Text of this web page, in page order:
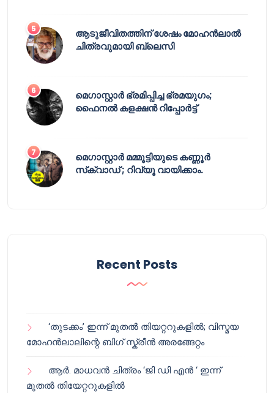
ആടുജീവിതത്തിന് ശേഷം മോഹൻലാൽ
ചിത്രവുമായി ബ്ലെസി
മെഗാസ്റ്റാർ ഭ്രമിപ്പിച്ച ഭ്രമയുഗം;
ഫൈനൽ കളക്ഷൻ റിപ്പോർട്ട്
മെഗാസ്റ്റാർ മമ്മൂട്ടിയുടെ കണ്ണൂർ
സ്‌ക്വാഡ് ; റിവ്യൂ വായിക്കാം.
Recent Posts
‘തുടക്കം’ ഇന്ന് മുതൽ തിയറ്ററുകളിൽ; വിസ്മയ
മോഹൻലാലിന്റെ ബിഗ് സ്ക്രീൻ അരങ്ങേറ്റം
ആർ. മാധവൻ ചിത്രം ‘ജി ഡി എൻ ‘ ഇന്ന്
മുതൽ തിയേറ്ററുകളിൽ